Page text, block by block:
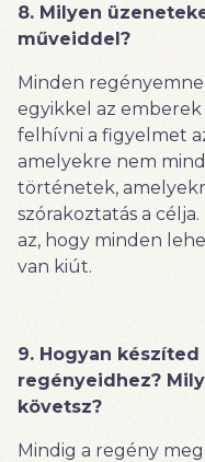
8. Milyen
műveiddel?
Minden
egyikkel az
felhívni a figyelmet
amelyekre nem
történetek,
szórakoztatás a
az, hogy minden
van kiút.
9. Hogyan
regényeidhez?
követsz?
Mindig a regény